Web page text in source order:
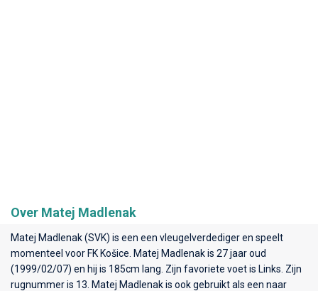
Over Matej Madlenak
Matej Madlenak (SVK) is een een vleugelverdediger en speelt
momenteel voor FK Košice . Matej Madlenak is 27 jaar oud
(1999/02/07) en hij is 185cm lang. Zijn favoriete voet is Links. Zijn
rugnummer is 13. Matej Madlenak is ook gebruikt als een naar